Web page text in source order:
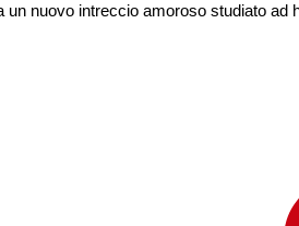
un nuovo intreccio amoroso studiato ad